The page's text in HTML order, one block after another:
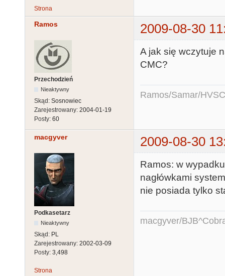
Strona
Ramos 2009-08-30
Przechodzień
Nieaktywny
Skąd: Sosnowiec
Zarejestrowany: 2004-01-19
Posty: 60
A jak się wczytuje
CMC?
Ramos/Samar/
macgyver 2009-08-30
Podkasetarz
Nieaktywny
Skąd: PL
Zarejestrowany: 2002-03-09
Posty: 3,498
Ramos: w
nagłówkami
nie posiada tylko
macgyver/
Strona